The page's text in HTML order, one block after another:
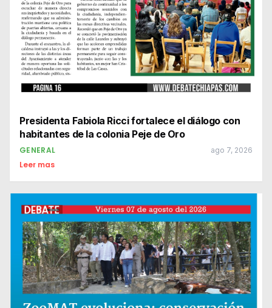
Presidenta Fabiola Ricci fortalece el diálogo con
habitantes de la colonia Peje de Oro
GENERAL ago 7, 2026
Leer mas